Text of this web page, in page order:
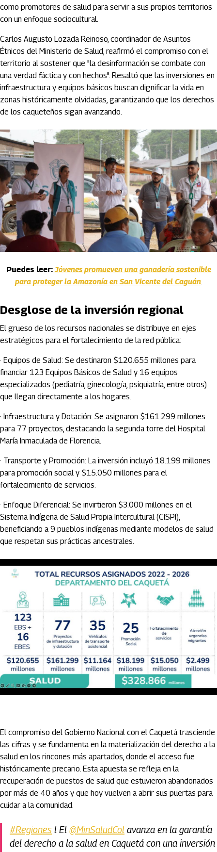
como promotores de salud para servir a sus propios territorios
con un enfoque sociocultural.
Carlos Augusto Lozada Reinoso, coordinador de Asuntos
Étnicos del Ministerio de Salud, reafirmó el compromiso con el
territorio al sostener que "la desinformación se combate con
una verdad fáctica y con hechos". Resaltó que las inversiones en
infraestructura y equipos básicos buscan dignificar la vida en
zonas históricamente olvidadas, garantizando que los derechos
de los caqueteños sigan avanzando.
Puedes leer: Jóvenes promueven una ganadería sostenible
para proteger la Amazonía en San Vicente del Caguán.
Desglose de la inversión regional
El grueso de los recursos nacionales se distribuye en ejes
estratégicos para el fortalecimiento de la red pública:
· Equipos de Salud: Se destinaron $120.655 millones para
financiar 123 Equipos Básicos de Salud y 16 equipos
especializados (pediatría, ginecología, psiquiatría, entre otros)
que llegan directamente a los hogares.
· Infraestructura y Dotación: Se asignaron $161.299 millones
para 77 proyectos, destacando la segunda torre del Hospital
María Inmaculada de Florencia.
· Transporte y Promoción: La inversión incluyó 18.199 millones
para promoción social y $15.050 millones para el
fortalecimiento de servicios.
· Enfoque Diferencial: Se invirtieron $3.000 millones en el
Sistema Indígena de Salud Propia Intercultural (CISPI),
beneficiando a 9 pueblos indígenas mediante modelos de salud
que respetan sus prácticas ancestrales.
El compromiso del Gobierno Nacional con el Caquetá trasciende
las cifras y se fundamenta en la materialización del derecho a la
salud en los rincones más apartados, donde el acceso fue
históricamente precario. Esta apuesta se refleja en la
recuperación de puestos de salud que estuvieron abandonados
por más de 40 años y que hoy vuelven a abrir sus puertas para
cuidar a la comunidad.
#Regiones l El @MinSaludCol avanza en la garantía
del derecho a la salud en Caquetá con una inversión